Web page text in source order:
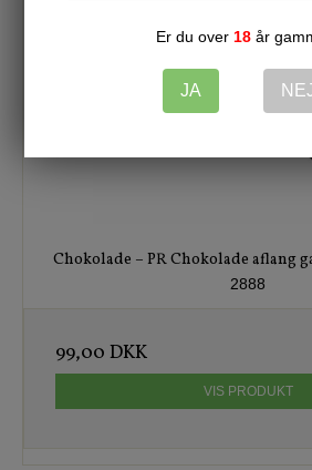
Chokolade – PR Chokolade aflang
2888
99,00 DKK
VIS PRODUKT
Er du over 18 år
JA